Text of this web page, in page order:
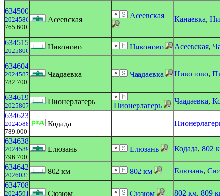
634500
2024586
765.600
Асеевская Асеевская Канаевка,
634515
2025806 Никоново Никоново Асеевская,
634604
2024587
782.700
Чаадаевка Чаадаевка Никоново,
634619
2025807 Пионерлагерь Пионерлагерь
Чаадаевка,
634623
2024588
789.000
Кодада
634638
2024589
796.700
Елюзань Елюзань Кодада, 802
634642
2026033 802 км 802 км Елюзань,
634708
2024591
Сюзюм Сюзюм 802 км, 809